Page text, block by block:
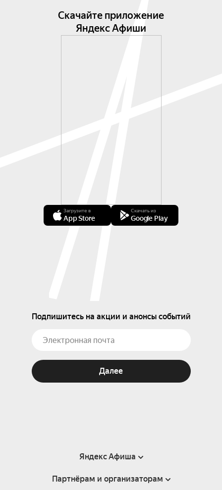
Скачайте приложение
Яндекс Афиши
Загрузите в
App Store
Скачать из
Google Play
Подпишитесь на акции и анонсы событий
Далее
Яндекс Афиша
Справка
Партнёрам и организаторам